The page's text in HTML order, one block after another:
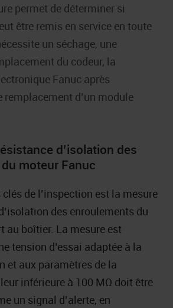
permet de déterminer si
être remis en service en toute
un séchage, une
du codeur, la
Fanuc après
remplacement d’un module
d’isolation des
moteur Fanuc
clés de l’inspection est la mesure
des enroulements du
au boîtier. La mesure est
tension d’essai adaptée à la
et aux paramètres de la
inférieure à 100 MΩ doit être
un signal d’alerte, en